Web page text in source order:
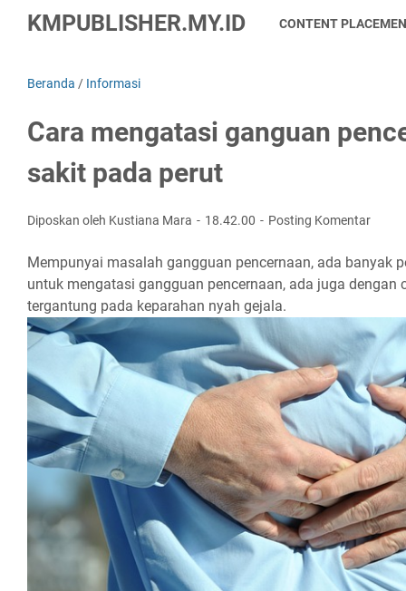
KMPUBLISHER.MY.ID CONTENT
Beranda / Informasi
Cara mengatasi ganguan
sakit pada perut
Diposkan oleh Kustiana Mara 18.42.00 Posting Komentar
Mempunyai masalah gangguan pencernaan, ada banyak
untuk mengatasi gangguan pencernaan, ada juga dengan
tergantung pada keparahan nyah gejala.